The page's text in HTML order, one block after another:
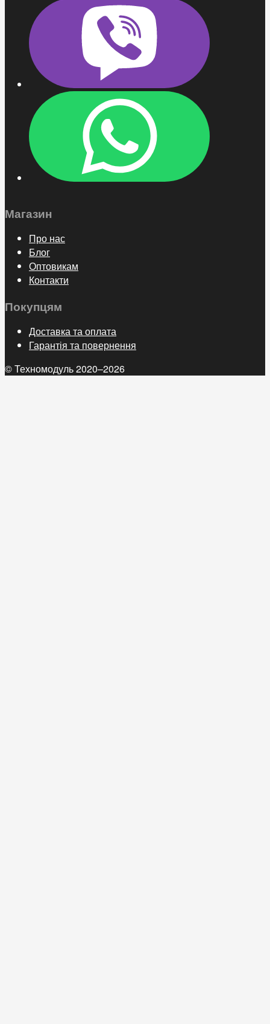
Магазин
Про нас
Блог
Оптовикам
Контакти
Покупцям
Доставка та оплата
Гарантія та повернення
© Техномодуль 2020–2026